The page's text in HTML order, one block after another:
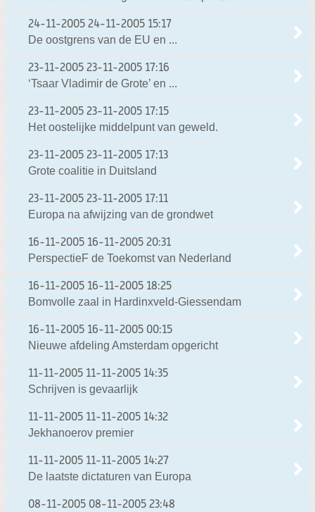
24-11-2005 24-11-2005 15:17
De oostgrens van de EU en ...
23-11-2005 23-11-2005 17:16
‘Tsaar Vladimir de Grote’ en ...
23-11-2005 23-11-2005 17:15
Het oostelijke middelpunt van geweld.
23-11-2005 23-11-2005 17:13
Grote coalitie in Duitsland
23-11-2005 23-11-2005 17:11
Europa na afwijzing van de grondwet
16-11-2005 16-11-2005 20:31
PerspectieF de Toekomst van Nederland
16-11-2005 16-11-2005 18:25
Bomvolle zaal in Hardinxveld-Giessendam
16-11-2005 16-11-2005 00:15
Nieuwe afdeling Amsterdam opgericht
11-11-2005 11-11-2005 14:35
Schrijven is gevaarlijk
11-11-2005 11-11-2005 14:32
Jekhanoerov premier
11-11-2005 11-11-2005 14:27
De laatste dictaturen van Europa
08-11-2005 08-11-2005 23:48